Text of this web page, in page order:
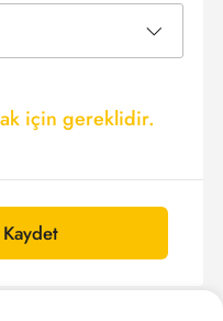
için gereklidir.